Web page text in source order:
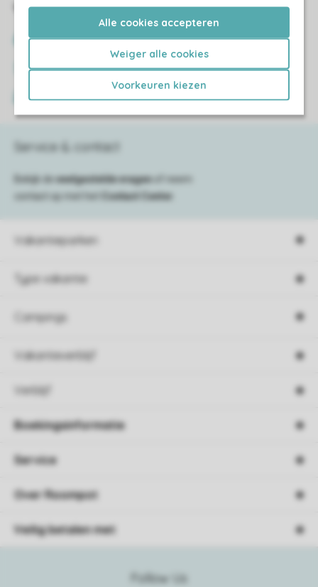
Alle cookies accepteren
Weiger alle cookies
Voorkeuren kiezen
Veilig en snel online boeken
SSL certificaat
Veilige gegevensoverdracht
Veilige betaling
Vakantieparken
Type vakantie
Campings
Vakantieverblijf
Verblijf
Service & contact
Bekijk de veelgestelde vragen
of neem
contact op met het
Contact Center
Follow Us
Boekingsinformatie
Service
Over Roompot
Veilig betalen met